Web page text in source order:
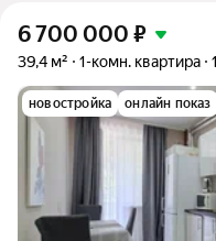
6 700 000 ₽
39,4 м² 1-комн. квартира
новостройка онлайн показ